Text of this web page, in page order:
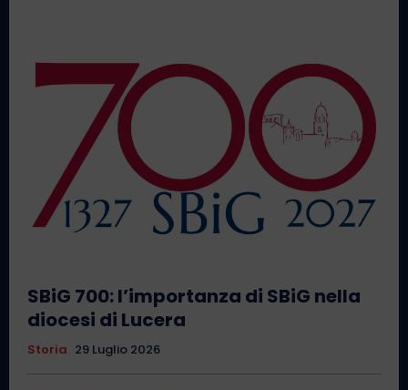
SBiG 700: l’importanza di SBiG nella
diocesi di Lucera
Storia 29 Luglio 2026